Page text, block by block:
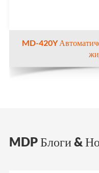
MD-420Y
MDP Блоги &